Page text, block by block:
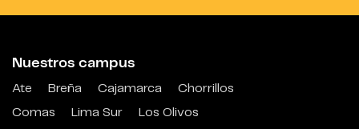
Nuestros campus
Ate Breña Cajamarca
Chorrillos
Comas
Lima Sur
Los Olivos